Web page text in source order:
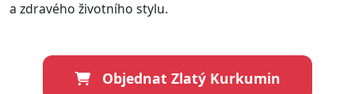
a zdravého životního stylu.
Objednat Zlatý Kurkumin